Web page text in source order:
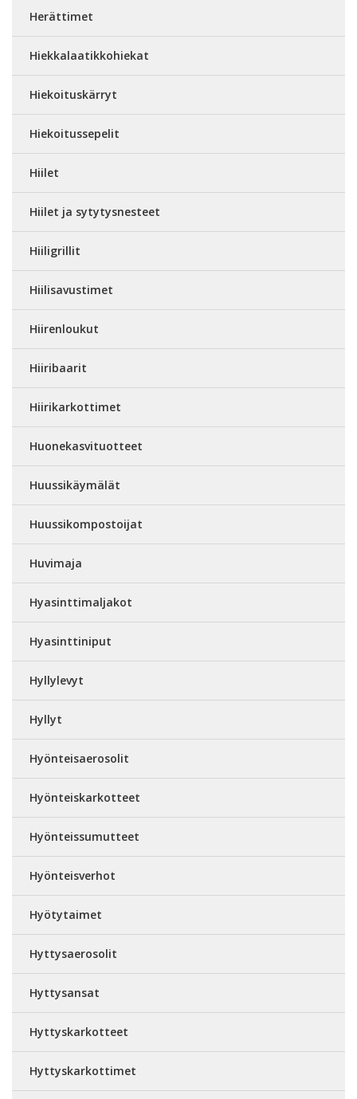
Herättimet
Hiekkalaatikkohiekat
Hiekoituskärryt
Hiekoitussepelit
Hiilet
Hiilet ja sytytysnesteet
Hiiligrillit
Hiilisavustimet
Hiirenloukut
Hiiribaarit
Hiirikarkottimet
Huonekasvituotteet
Huussikäymälät
Huussikompostoijat
Huvimaja
Hyasinttimaljakot
Hyasinttiniput
Hyllylevyt
Hyllyt
Hyönteisaerosolit
Hyönteiskarkotteet
Hyönteissumutteet
Hyönteisverhot
Hyötytaimet
Hyttysaerosolit
Hyttysansat
Hyttyskarkotteet
Hyttyskarkottimet